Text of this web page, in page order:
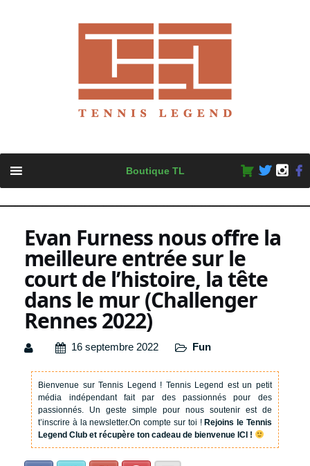
content
Boutique TL
Evan Furness nous offre la
meilleure entrée sur le
court de l’histoire, la tête
dans le mur (Challenger
Rennes 2022)
16 septembre 2022 Fun
Bienvenue sur Tennis Legend ! Tennis Legend est un petit
média indépendant fait par des passionnés pour des
passionnés. Un geste simple pour nous soutenir est de
t’inscrire à la newsletter.On compte sur toi !Rejoins le Tennis
Legend Club et récupère ton cadeau de bienvenue ICI !